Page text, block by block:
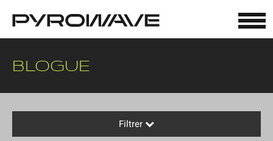
BLOGUE
Filtrer